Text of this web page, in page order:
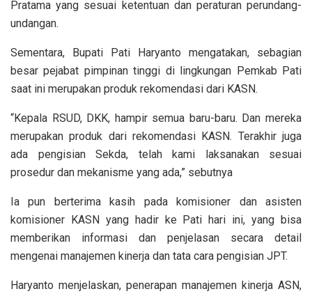
Pratama yang sesuai ketentuan dan peraturan perundang-
undangan.
Sementara, Bupati Pati Haryanto mengatakan, sebagian
besar pejabat pimpinan tinggi di lingkungan Pemkab Pati
saat ini merupakan produk rekomendasi dari KASN.
“Kepala RSUD, DKK, hampir semua baru-baru. Dan mereka
merupakan produk dari rekomendasi KASN. Terakhir juga
ada pengisian Sekda, telah kami laksanakan sesuai
prosedur dan mekanisme yang ada,” sebutnya
Ia pun berterima kasih pada komisioner dan asisten
komisioner KASN yang hadir ke Pati hari ini, yang bisa
memberikan informasi dan penjelasan secara detail
mengenai manajemen kinerja dan tata cara pengisian JPT.
Haryanto menjelaskan, penerapan manajemen kinerja ASN,